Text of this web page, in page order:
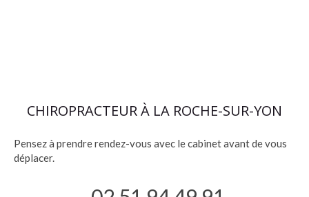
CHIROPRACTEUR À LA ROCHE-SUR-YON
Pensez à prendre rendez-vous avec le cabinet avant de vous
déplacer.